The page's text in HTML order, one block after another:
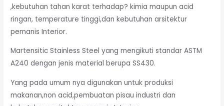
,kebutuhan tahan karat terhadap? kimia maupun acid
ringan, temperature tinggi,dan kebutuhan arsitektur
pemanis Interior.
Martensitic Stainless Steel yang mengikuti standar ASTM
A240 dengan jenis material berupa SS430.
Yang pada umum nya digunakan untuk produksi
makanan,non acid,pembuatan pisau industri dan